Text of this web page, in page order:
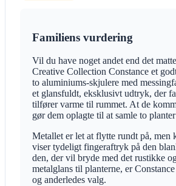
Familiens vurdering
Vil du have noget andet end det
Creative Collection Constance et
to aluminiums-skjulere med
et glansfuldt, eksklusivt udtryk, der
tilfører varme til rummet. At de
gør dem oplagte til at samle to
Metallet er let at flytte rundt på, men
viser tydeligt fingeraftryk på den
den, der vil bryde med det rustikke
metalglans til planterne, er
og anderledes valg.